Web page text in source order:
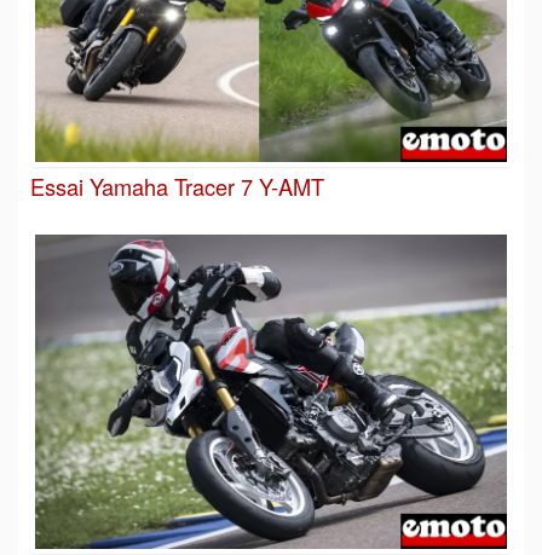
Essai Yamaha Tracer 7 Y-AMT